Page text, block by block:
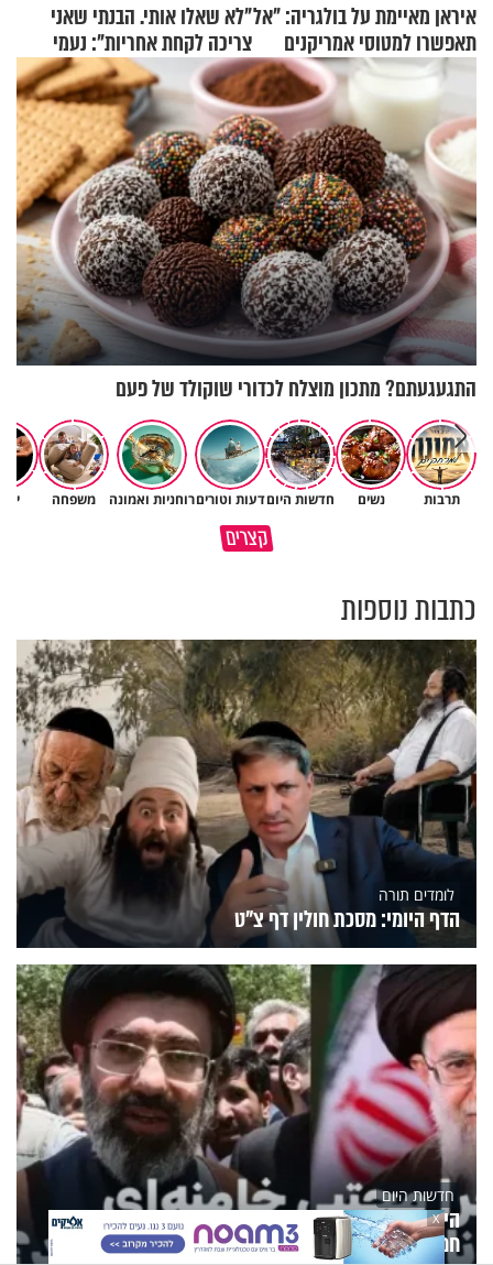
איראן מאיימת על בולגריה: "אל
תאפשרו למטוסי אמריקנים
להמריא מהשטח שלכם"
"לא שאלו אותי. הבנתי שאני
צריכה לקחת אחריות": נעמי
בנט בריאיון אישי
התגעגעתם? מתכון מוצלח לכדורי שוקולד של פעם
תרבות נשים חדשות היוםדעות וטוריםרוחניות ואמונה משפחה
קצריםמדוע האמונה נמשלה למלח?
גם ׳הרע׳ זה הרחמים של בורא
כתבות נוספות
לומדים תורה
הדף היומי: מסכת חולין דף צ"ט
חדשות היום
היעלמות המנהיג העליון: דיווחים באיראן כי מצבו של
חמינאי קשה
X